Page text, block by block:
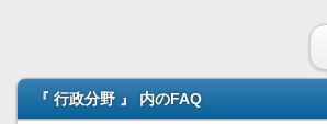
『 行政分野 』 内のFAQ